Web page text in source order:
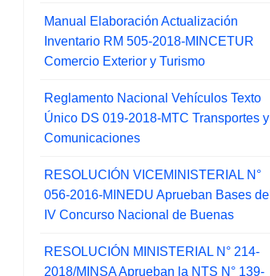
Manual Elaboración Actualización
Inventario RM 505-2018-MINCETUR
Comercio Exterior y Turismo
Reglamento Nacional Vehículos Texto
Único DS 019-2018-MTC Transportes y
Comunicaciones
RESOLUCIÓN VICEMINISTERIAL N°
056-2016-MINEDU Aprueban Bases del
IV Concurso Nacional de Buenas
RESOLUCIÓN MINISTERIAL N° 214-
2018/MINSA Aprueban la NTS N° 139-